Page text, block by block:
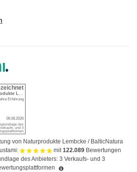
von Naturprodukte Lembcke / BalticNatura
mit122.089 Bewertungen
des Anbieters: 3 Verkaufs- und 3